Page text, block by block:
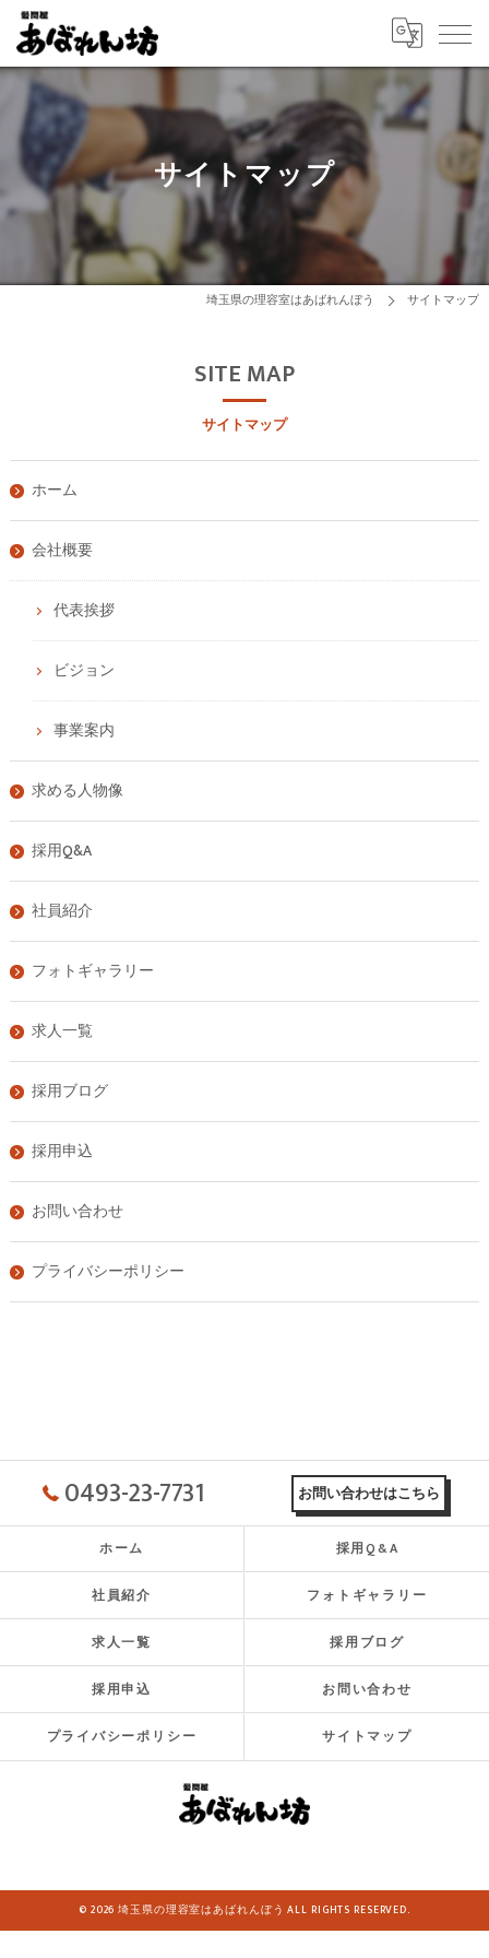
サイトマップ
埼玉県の理容室はあばれんぼう サイトマップ
サイトマップ
SITE MAP
ホーム
会社概要
代表挨拶
ビジョン
事業案内
求める人物像
採用Q&A
社員紹介
フォトギャラリー
求人一覧
採用ブログ
採用申込
お問い合わせ
プライバシーポリシー
0493-23-7731 お問い合わせはこちら
ホーム 採用Q&A
社員紹介 フォトギャラリー
求人一覧 採用ブログ
採用申込 お問い合わせ
プライバシーポリシー サイトマップ
© 2026 埼玉県の理容室はあばれんぼう ALL RIGHTS RESERVED.